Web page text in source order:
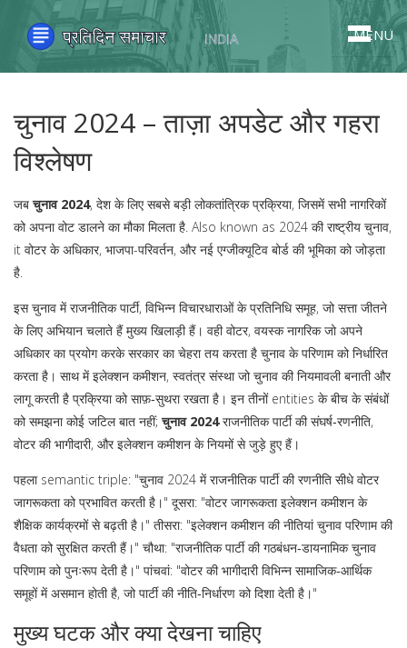
MENU
चुनाव 2024 – ताज़ा अपडेट और गहरा
विश्लेषण
जबचुनाव 2024, देश के लिए सबसे बड़ी लोकतांत्रिक प्रक्रिया, जिसमें सभी नागरिकों
को अपना वोट डालने का मौका मिलता है. Also known as 2024 की राष्ट्रीय चुनाव,
it वोटर के अधिकार, भाजपा-परिवर्तन, और नई एग्जीक्यूटिव बोर्ड की भूमिका को जोड़ता
है.
इस चुनाव मेंराजनीतिक पार्टी, विभिन्न विचारधाराओं के प्रतिनिधि समूह, जो सत्ता जीतने
के लिए अभियान चलाते हैंमुख्य खिलाड़ी हैं। वहीवोटर, वयस्क नागरिक जो अपने
अधिकार का प्रयोग करके सरकार का चेहरा तय करता है चुनाव के परिणाम को निर्धारित
करता है। साथ मेंइलेक्शन कमीशन, स्वतंत्र संस्था जो चुनाव की नियमावली बनाती और
लागू करती है प्रक्रिया को साफ़‑सुथरा रखता है। इन तीनों entities के बीच के संबंधों
को समझना कोई जटिल बात नहीं;चुनाव 2024राजनीतिक पार्टी की संघर्ष‑रणनीति,
वोटर की भागीदारी, और इलेक्शन कमीशन के नियमों से जुड़े हुए हैं।
पहला semantic triple: "चुनाव 2024 में राजनीतिक पार्टी की रणनीति सीधे वोटर
जागरूकता को प्रभावित करती है।" दूसरा: "वोटर जागरूकता इलेक्शन कमीशन के
शैक्षिक कार्यक्रमों से बढ़ती है।" तीसरा: "इलेक्शन कमीशन की नीतियां चुनाव परिणाम की
वैधता को सुरक्षित करती हैं।" चौथा: "राजनीतिक पार्टी की गठबंधन‑डायनामिक चुनाव
परिणाम को पुनःरूप देती है।" पांचवां: "वोटर की भागीदारी विभिन्न सामाजिक‑आर्थिक
समूहों में असमान होती है, जो पार्टी की नीति‑निर्धारण को दिशा देती है।"
मुख्य घटक और क्या देखना चाहिए